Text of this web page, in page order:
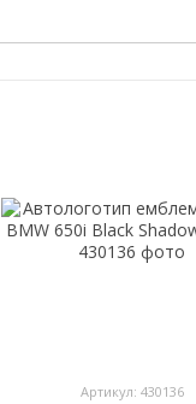
Артикул: 430136